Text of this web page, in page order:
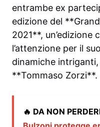
entrambe ex
edizione del
2021**, un’edizione
l’attenzione per il
dinamiche
**Tommaso Zorzi**.
🔥 DA NON